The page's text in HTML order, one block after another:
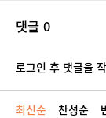
댓글 0
로그인 후 댓글을
최신순 찬성순